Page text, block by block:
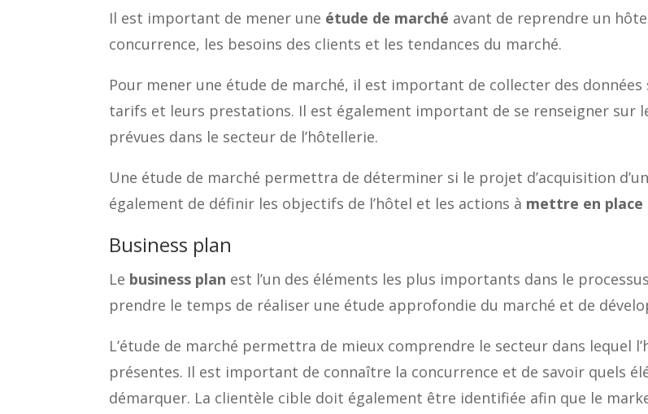
Il est important de mener une étude de marché avant de reprendre un
concurrence, les besoins des clients et les tendances du marché.
Pour mener une étude de marché, il est important de collecter des
tarifs et leurs prestations. Il est également important de se renseigner sur
prévues dans le secteur de l’hôtellerie.
Une étude de marché permettra de déterminer si le projet d’acquisition
également de définir les objectifs de l’hôtel et les actions à mettre en
Business plan
Le business plan est l’un des éléments les plus importants dans le
prendre le temps de réaliser une étude approfondie du marché et de
L’étude de marché permettra de mieux comprendre le secteur dans lequel
présentes. Il est important de connaître la concurrence et de savoir quels
démarquer. La clientèle cible doit également être identifiée afin que le